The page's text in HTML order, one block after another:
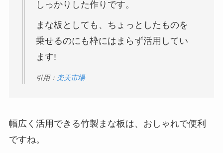
しっかりした作りです。
まな板としても、ちょっとしたものを
乗せるのにも枠にはまらず活用してい
ます!
引用： 楽天市場
幅広く活用できる竹製まな板は、おしゃれで便利
ですね。